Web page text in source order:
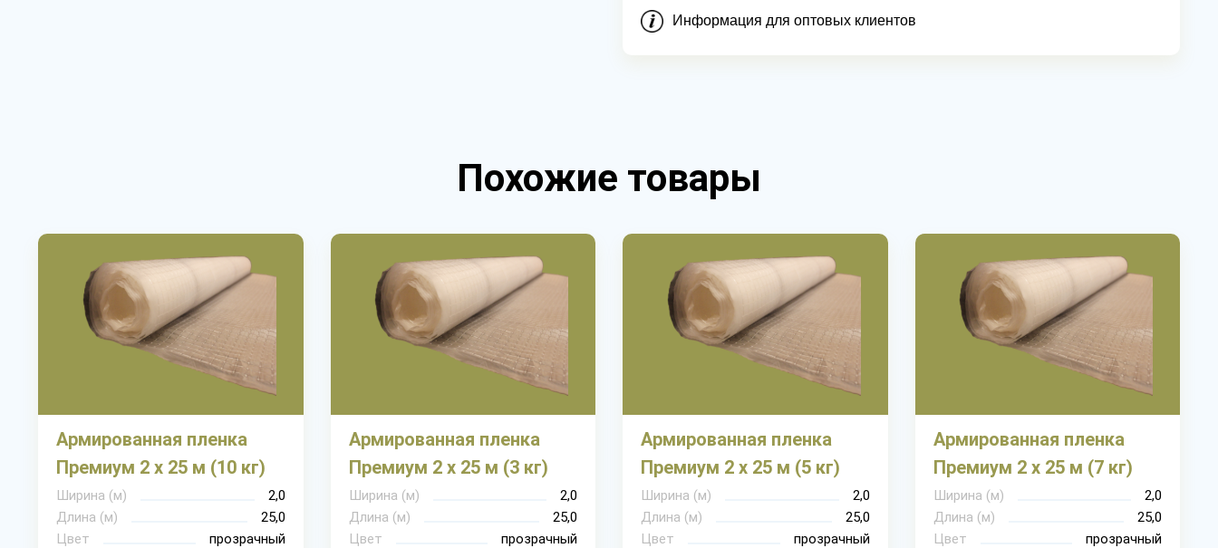
Информация для оптовых клиентов
Похожие товары
Армированная пленка
Премиум 2 х 25 м (10 кг)
Ширина (м)
2,0
Длина (м)
25,0
Цвет
прозрачный
Армированная пленка
Премиум 2 х 25 м (3 кг)
Ширина (м)
2,0
Длина (м)
25,0
Цвет
прозрачный
Армированная пленка
Премиум 2 х 25 м (5 кг)
Ширина (м)
2,0
Длина (м)
25,0
Цвет
прозрачный
Армированная пленка
Премиум 2 х 25 м (7 кг)
Ширина (м)
2,0
Длина (м)
25,0
Цвет
прозрачный